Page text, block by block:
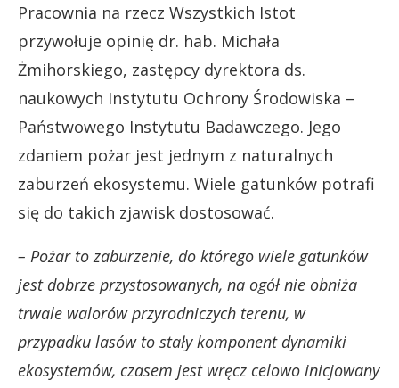
Pracownia na rzecz Wszystkich Istot
przywołuje opinię dr. hab. Michała
Żmihorskiego, zastępcy dyrektora ds.
naukowych Instytutu Ochrony Środowiska –
Państwowego Instytutu Badawczego. Jego
zdaniem pożar jest jednym z naturalnych
zaburzeń ekosystemu. Wiele gatunków potrafi
się do takich zjawisk dostosować.
– Pożar to zaburzenie, do którego wiele gatunków
jest dobrze przystosowanych, na ogół nie obniża
trwale walorów przyrodniczych terenu, w
przypadku lasów to stały komponent dynamiki
ekosystemów, czasem jest wręcz celowo inicjowany